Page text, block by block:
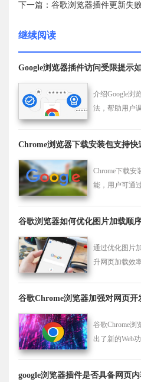
下一篇：谷歌浏览器插件更新失
继续阅读
Google浏览器插件访问受限提示
介绍Google浏
法，帮助用户
Chrome浏览器下载安装包支持
Chrome下载安
能，用户可通
谷歌浏览器如何优化图片加载顺
通过优化图片
升网页加载效
谷歌Chrome浏览器加强对网页
谷歌Chrome浏
出了新的Web
google浏览器插件是否具备网页